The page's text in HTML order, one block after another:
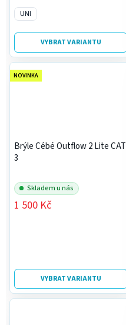
VYBRAT VARIANTU
UNI
Brýle Cébé Outflow 2 Lite CAT
3
Skladem u nás
1 500 Kč
VYBRAT VARIANTU
NOVINKA